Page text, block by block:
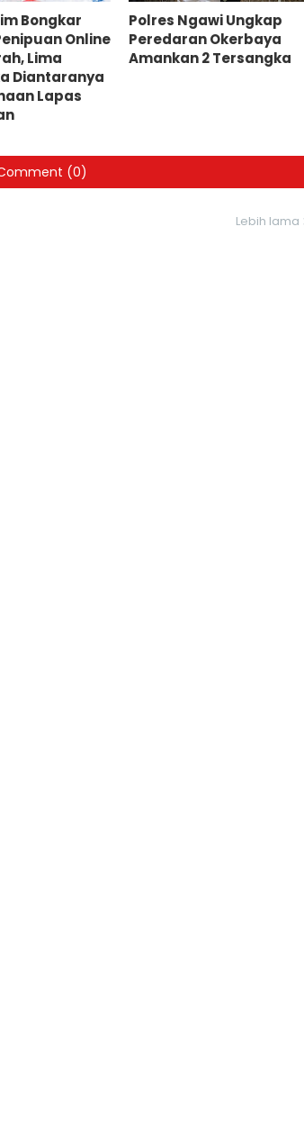
Bongkar
Online
Lima
Diantaranya
Lapas
Polres Ngawi Ungkap
Peredaran Okerbaya
Amankan 2 Tersangka
(0)
Lebih lama